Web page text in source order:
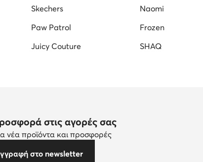
Skechers Naomi
Paw Patrol Frozen
Juicy Couture SHAQ
στις αγορές σας
νέα προϊόντα και προσφορές
στο newsletter